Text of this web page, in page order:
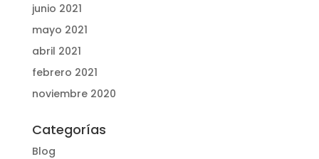
junio 2021
mayo 2021
abril 2021
febrero 2021
noviembre 2020
Categorías
Blog